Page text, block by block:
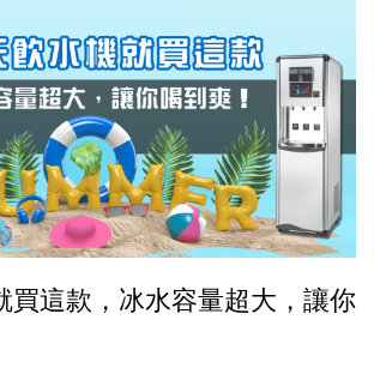
買這款，冰水容量超大，讓你